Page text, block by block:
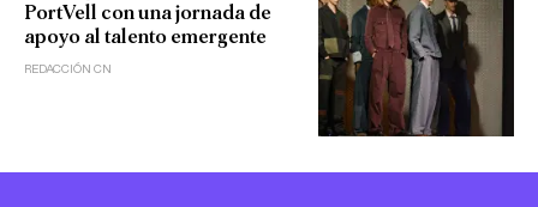
PortVell con una jornada de
apoyo al talento emergente
REDACCIÓN CN